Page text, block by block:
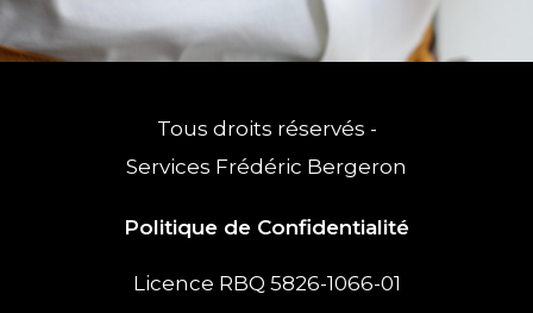
Tous droits réservés -
Services Frédéric Bergeron
Politique de Confidentialité
Licence RBQ 5826-1066-01